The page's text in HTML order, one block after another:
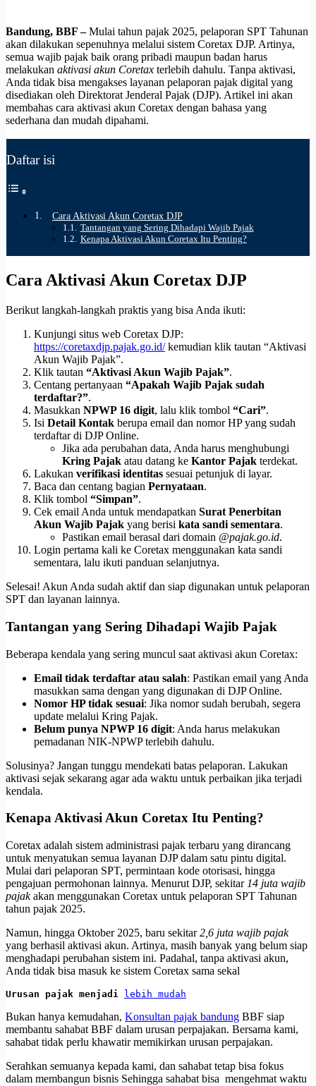
Bandung, BBF –Mulai tahun pajak 2025, pelaporan SPT Tahunan
akan dilakukan sepenuhnya melalui sistem Coretax DJP. Artinya,
semua wajib pajak baik orang pribadi maupun badan harus
melakukan aktivasi akun Coretax terlebih dahulu. Tanpa aktivasi,
Anda tidak bisa mengakses layanan pelaporan pajak digital yang
disediakan oleh Direktorat Jenderal Pajak (DJP). Artikel ini akan
membahas cara aktivasi akun Coretax dengan bahasa yang
sederhana dan mudah dipahami.
Daftar isi
Cara Aktivasi Akun Coretax DJP
Tantangan yang Sering Dihadapi Wajib Pajak
Kenapa Aktivasi Akun Coretax Itu Penting?
Cara Aktivasi Akun Coretax DJP
Berikut langkah-langkah praktis yang bisa Anda ikuti:
Kunjungi situs web Coretax DJP:
https://coretaxdjp.pajak.go.id/kemudian klik tautan “Aktivasi
Akun Wajib Pajak”.
Klik tautan “Aktivasi Akun Wajib Pajak”.
Centang pertanyaan “Apakah Wajib Pajak sudah
terdaftar?”.
Masukkan NPWP 16 digit, lalu klik tombol “Cari”.
Isi Detail Kontak berupa email dan nomor HP yang sudah
terdaftar di DJP Online.
Jika ada perubahan data, Anda harus menghubungi
Kring Pajak atau datang ke Kantor Pajak terdekat.
Lakukan verifikasi identitas sesuai petunjuk di layar.
Baca dan centang bagian Pernyataan.
Klik tombol “Simpan”.
Cek email Anda untuk mendapatkan Surat Penerbitan
Akun Wajib Pajak yang berisi kata sandi sementara.
Pastikan email berasal dari domain @pajak.go.id.
Login pertama kali ke Coretax menggunakan kata sandi
sementara, lalu ikuti panduan selanjutnya.
Selesai! Akun Anda sudah aktif dan siap digunakan untuk pelaporan
SPT dan layanan lainnya.
Tantangan yang Sering Dihadapi Wajib Pajak
Beberapa kendala yang sering muncul saat aktivasi akun Coretax:
Email tidak terdaftar atau salah: Pastikan email yang Anda
masukkan sama dengan yang digunakan di DJP Online.
Nomor HP tidak sesuai: Jika nomor sudah berubah, segera
update melalui Kring Pajak.
Belum punya NPWP 16 digit: Anda harus melakukan
pemadanan NIK-NPWP terlebih dahulu.
Solusinya? Jangan tunggu mendekati batas pelaporan. Lakukan
aktivasi sejak sekarang agar ada waktu untuk perbaikan jika terjadi
kendala.
Kenapa Aktivasi Akun Coretax Itu Penting?
Coretax adalah sistem administrasi pajak terbaru yang dirancang
untuk menyatukan semua layanan DJP dalam satu pintu digital.
Mulai dari pelaporan SPT, permintaan kode otorisasi, hingga
pengajuan permohonan lainnya. Menurut DJP, sekitar 14 juta wajib
pajakakan menggunakan Coretax untuk pelaporan SPT Tahunan
tahun pajak 2025.
Namun, hingga Oktober 2025, baru sekitar2,6 juta wajib pajak
yang berhasil aktivasi akun. Artinya, masih banyak yang belum siap
menghadapi perubahan sistem ini. Padahal, tanpa aktivasi akun,
Anda tidak bisa masuk ke sistem Coretax sama sekal
Urusan pajak menjadi lebih mudah
Bukan hanya kemudahan, Konsultan pajak bandung BBF siap
membantu sahabat BBF dalam urusan perpajakan. Bersama kami,
sahabat tidak perlu khawatir memikirkan urusan perpajakan.
Serahkan semuanya kepada kami, dan sahabat tetap bisa fokus
dalam membangun bisnis Sehingga sahabat bisa mengehmat waktu